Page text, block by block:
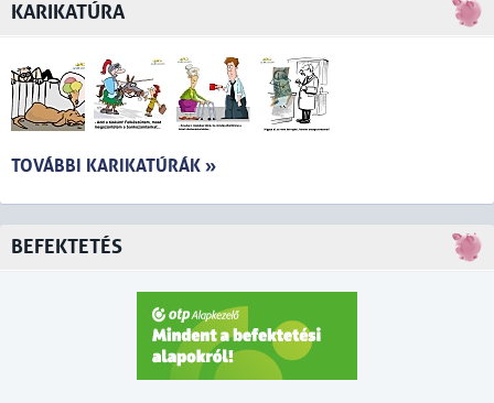
KARIKATÚRA
TOVÁBBI KARIKATÚRÁK »
BEFEKTETÉS